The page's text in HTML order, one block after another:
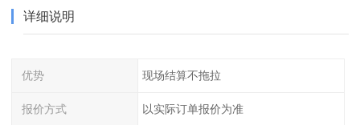
详细说明
优势 现场结算不拖拉
报价方式 以实际订单报价为准